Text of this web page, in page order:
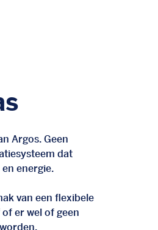
Argos. Geen
dat
energie.
van een flexibele
er wel of geen